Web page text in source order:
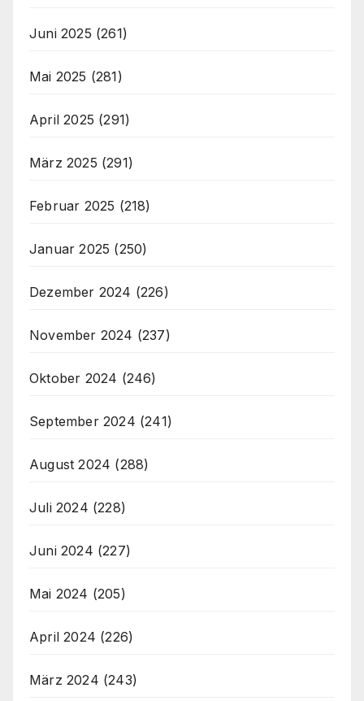
Juni 2025 (261)
Mai 2025 (281)
April 2025 (291)
März 2025 (291)
Februar 2025 (218)
Januar 2025 (250)
Dezember 2024 (226)
November 2024 (237)
Oktober 2024 (246)
September 2024 (241)
August 2024 (288)
Juli 2024 (228)
Juni 2024 (227)
Mai 2024 (205)
April 2024 (226)
März 2024 (243)